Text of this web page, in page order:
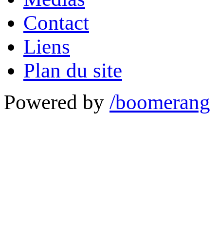
Contact
Liens
Plan du site
Powered by /boomerang